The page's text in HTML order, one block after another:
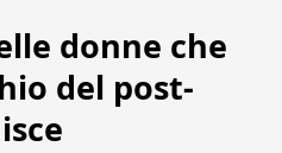
donne che
del post-